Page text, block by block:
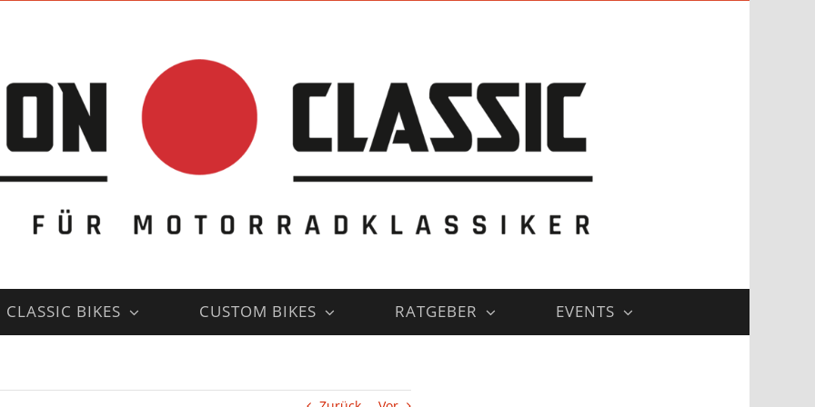
CLASSIC BIKES CUSTOM BIKES RATGEBER EVENTS